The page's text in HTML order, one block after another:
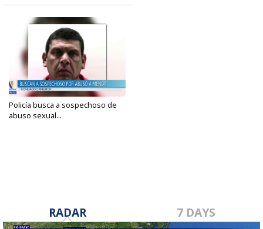
Policía busca a sospechoso de
abuso sexual...
RADAR 7 DAYS